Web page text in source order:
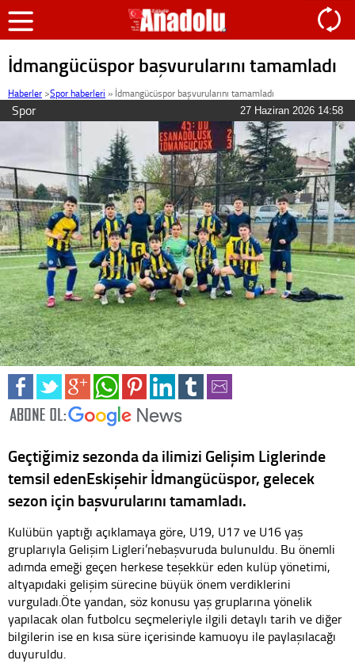
İdmangücüspor başvurularını tamamladı
Haberler >Spor haberleri » İdmangücüspor başvurularını tamamladı
Spor 27 Haziran 2026 14:58
Geçtiğimiz sezonda da ilimizi Gelişim Liglerinde
temsil edenEskişehir İdmangücüspor, gelecek
sezon için başvurularını tamamladı.
Kulübün yaptığı açıklamaya göre, U19, U17 ve U16 yaş
gruplarıyla Gelişim Ligleri’nebaşvuruda bulunuldu. Bu önemli
adımda emeği geçen herkese teşekkür eden kulüp yönetimi,
altyapıdaki gelişim sürecine büyük önem verdiklerini
vurguladı.Öte yandan, söz konusu yaş gruplarına yönelik
yapılacak olan futbolcu seçmeleriyle ilgili detaylı tarih ve diğer
bilgilerin ise en kısa süre içerisinde kamuoyu ile paylaşılacağı
duyuruldu.